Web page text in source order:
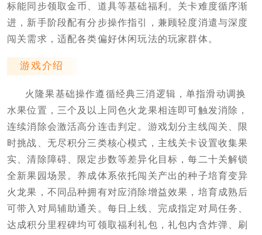
标能同步领取金币、道具等基础福利。关卡难度循序渐
进，新手阶段配有分步操作指引，兼顾轻度消遣与深度
闯关需求，适配各类偏好休闲玩法的玩家群体。
游戏介绍
火隆果基础操作遵循经典三消逻辑，单指滑动调换
水果位置，三个及以上同色火龙果相连即可触发消除，
连续消除会激活高分连击判定。游戏划分主线闯关、限
时挑战、无尽积分三类核心模式，主线关卡设置收集果
实、清除障碍、限定步数等差异化目标，每二十关解锁
全新果园场景。养成体系依托闯关产出的种子培育变异
火龙果，不同品种拥有对应消除增益效果，培育成熟后
可带入对局辅助通关。每日上线、完成指定对局任务、
达成积分里程碑均可领取福利礼包，礼包内含炸弹、刷